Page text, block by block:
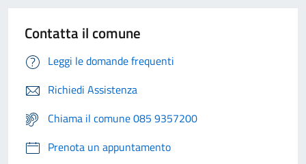
Contatta il comune
Leggi le domande frequenti
Richiedi Assistenza
Chiama il comune 085 9357200
Prenota un appuntamento